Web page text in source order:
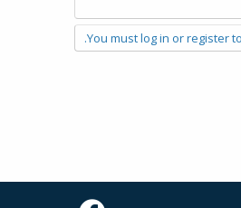
You must log in or register